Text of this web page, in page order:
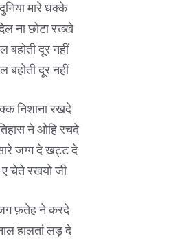
मारे धक्के
ना छोटा रख्खे
बहोती दूर नहीं
बहोती दूर नहीं
निशाना रखदे
ने ओहि रचदे
जग्ग दे खट्ट दे
चेते रखयो जी
फ़तेह ने करदे
हालतां लड़ दे